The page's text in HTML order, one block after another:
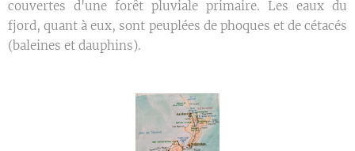
couvertes d'une forêt pluviale primaire. Les eaux du
fjord, quant à eux, sont peuplées de phoques et de cétacés
(baleines et dauphins).